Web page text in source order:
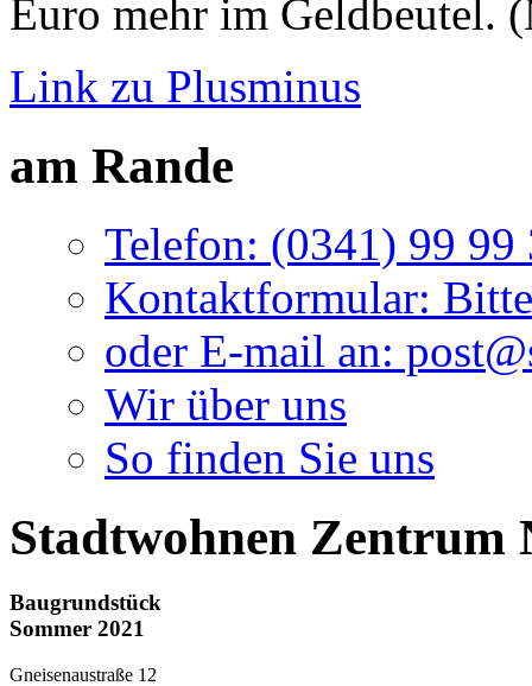
Euro mehr im Geldbeutel.
Link zu Plusminus
am Rande
Telefon: (0341) 99 99
Kontaktformular:
oder E-mail an:
Wir über uns
So finden Sie uns
Stadtwohnen Zentrum
Baugrundstück
Sommer 2021
Gneisenaustraße 12